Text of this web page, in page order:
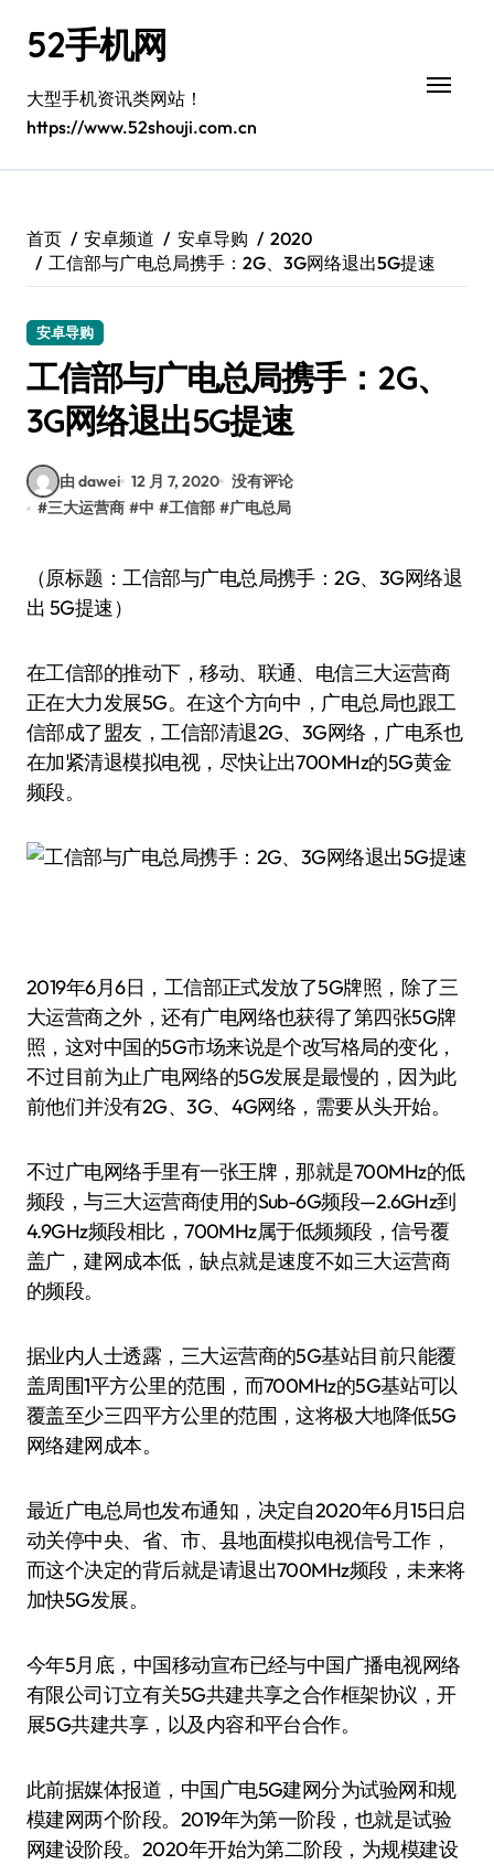
52手机网
大型手机资讯类网站！
https://www.52shouji.com.cn
首页 安卓频道 安卓导购
2020
工信部与广电总局携手：2G、3G网络退出5G提速
安卓导购
工信部与广电总局携手：2G、
3G网络退出5G提速
由 dawei 12 月 7, 2020 没有评论
#三大运营商 #中 #工信部 #广电总局
（原标题：工信部与广电总局携手：2G、3G网络退
出 5G提速）
在工信部的推动下，移动、联通、电信三大运营商
正在大力发展5G。在这个方向中，广电总局也跟工
信部成了盟友，工信部清退2G、3G网络，广电系也
在加紧清退模拟电视，尽快让出700MHz的5G黄金
频段。
2019年6月6日，工信部正式发放了5G牌照，除了三
大运营商之外，还有广电网络也获得了第四张5G牌
照，这对中国的5G市场来说是个改写格局的变化，
不过目前为止广电网络的5G发展是最慢的，因为此
前他们并没有2G、3G、4G网络，需要从头开始。
不过广电网络手里有一张王牌，那就是700MHz的低
频段，与三大运营商使用的Sub-6G频段—2.6GHz到
4.9GHz频段相比，700MHz属于低频频段，信号覆
盖广，建网成本低，缺点就是速度不如三大运营商
的频段。
据业内人士透露，三大运营商的5G基站目前只能覆
盖周围1平方公里的范围，而700MHz的5G基站可以
覆盖至少三四平方公里的范围，这将极大地降低5G
网络建网成本。
最近广电总局也发布通知，决定自2020年6月15日启
动关停中央、省、市、县地面模拟电视信号工作，
而这个决定的背后就是请退出700MHz频段，未来将
加快5G发展。
今年5月底，中国移动宣布已经与中国广播电视网络
有限公司订立有关5G共建共享之合作框架协议，开
展5G共建共享，以及内容和平台合作。
此前据媒体报道，中国广电5G建网分为试验网和规
模建网两个阶段。2019年为第一阶段，也就是试验
网建设阶段。2020年开始为第二阶段，为规模建设